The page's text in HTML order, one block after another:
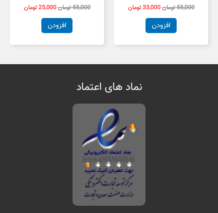
55,000تومان33,000تومان
افزودن
55,000تومان25,000تومان
افزودن
نماد های اعتماد